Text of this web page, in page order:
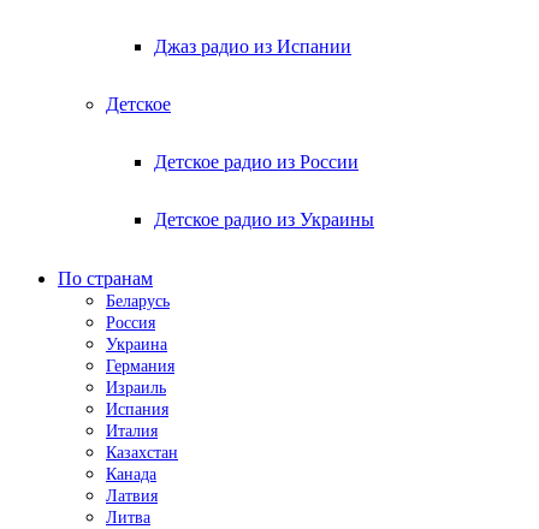
Джаз радио из Испании
Детское
Детское радио из России
Детское радио из Украины
По странам
Беларусь
Россия
Украина
Германия
Израиль
Испания
Италия
Казахстан
Канада
Латвия
Литва